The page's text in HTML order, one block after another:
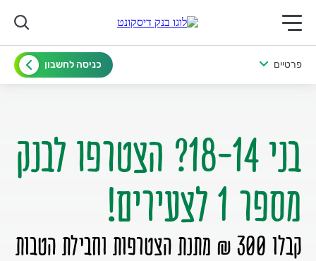
תפריט ראשי לנייד
פרטיים כניסה לחשבון
בני 18-14? הצטרפו לבנק
מספר 1 לצעירים!
קבלו 300 ₪ מתנת הצטרפות וחבילת הטבות